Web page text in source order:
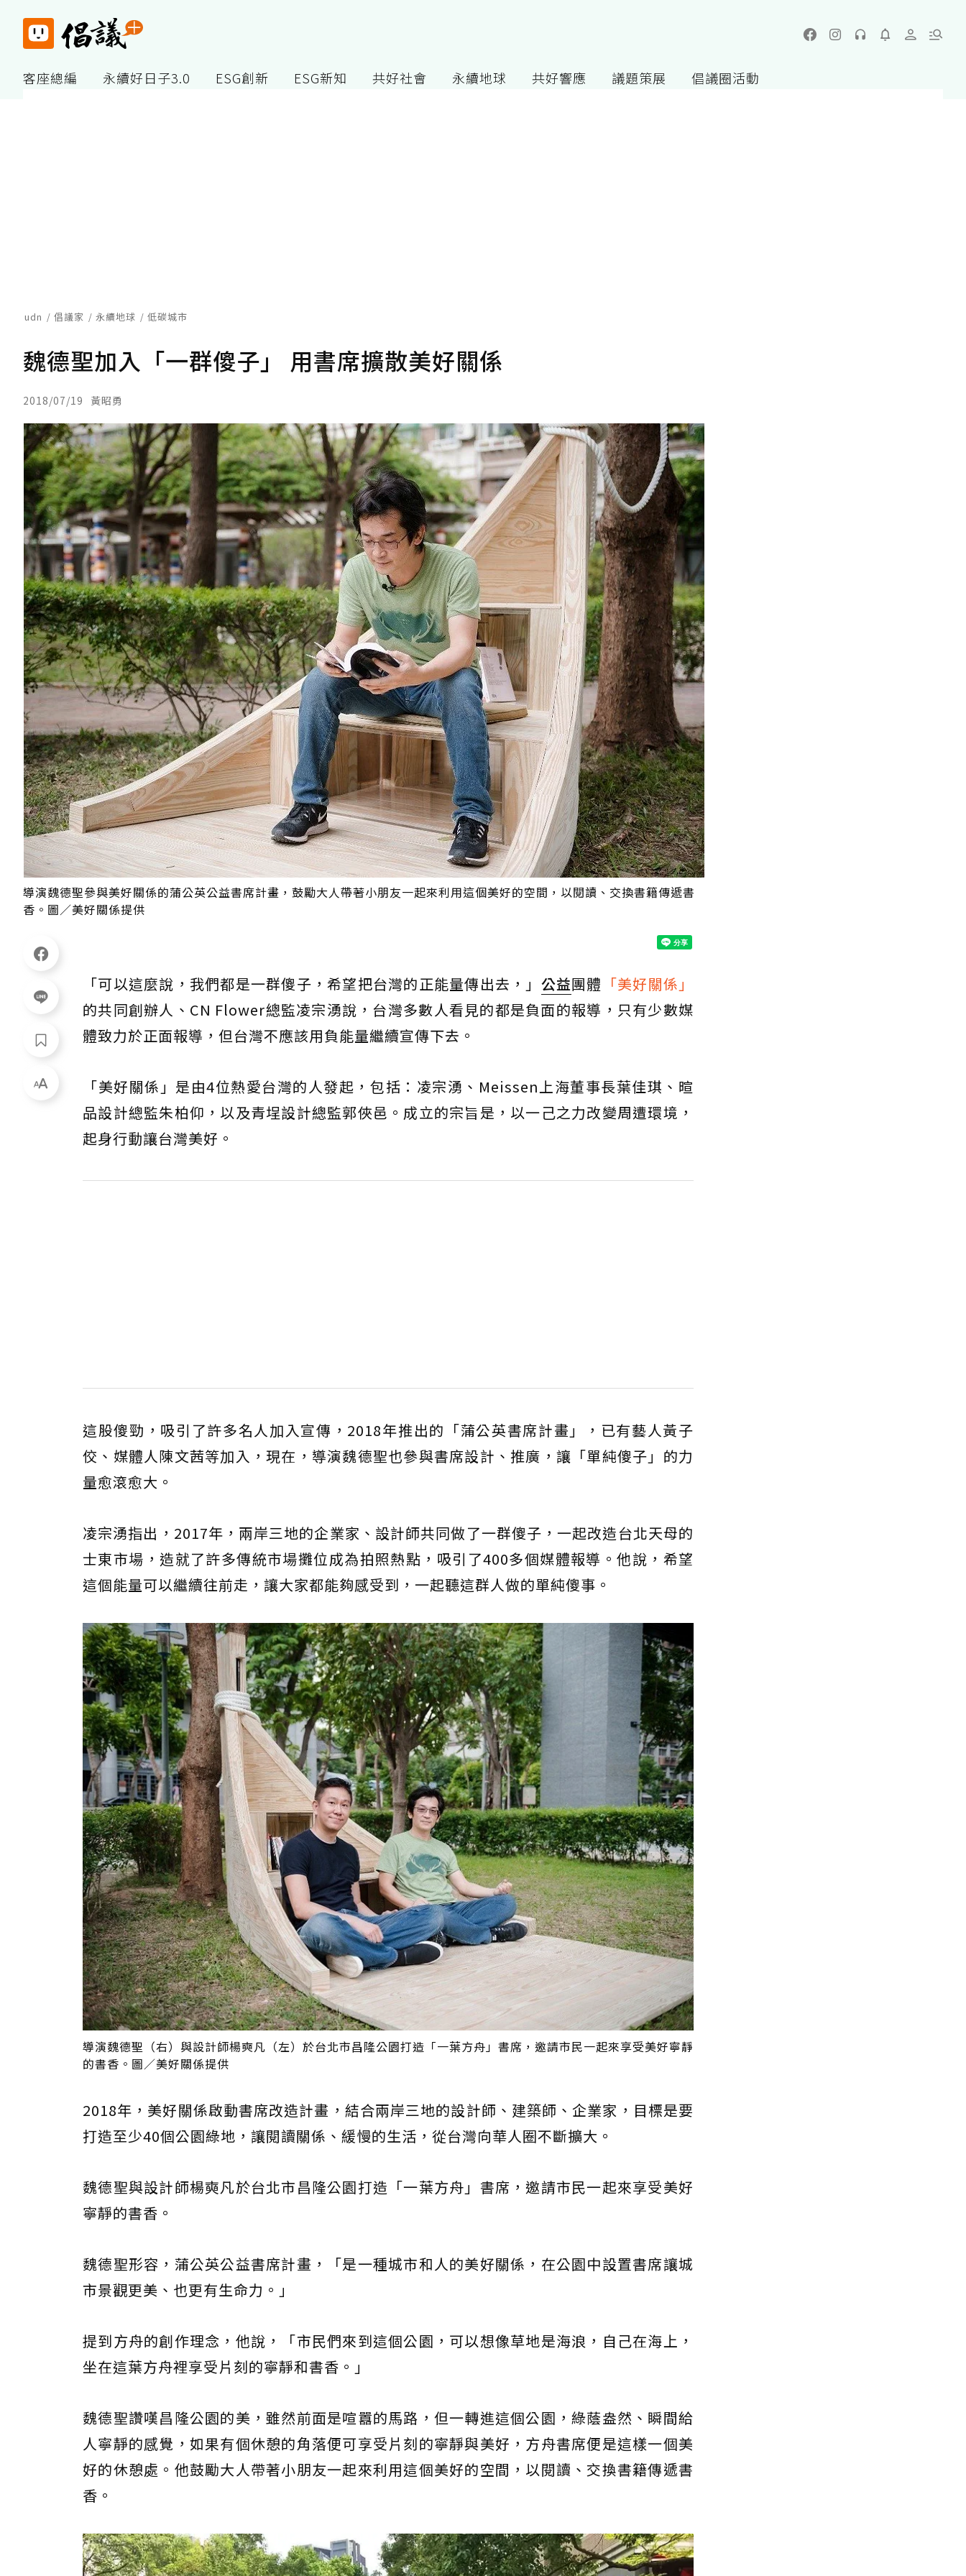
客座總編 永續好日子3.0 ESG創新 ESG新知 共好社會 永續地球 共好響應 議題策展 倡議圈活動
udn 倡議家 永續地球 低碳城市
魏德聖加入「一群傻子」 用書席擴散美好關係
2018/07/19 黃昭勇
導演魏德聖參與美好關係的蒲公英公益書席計畫，鼓勵大人帶著小朋友一起來利用這個美好的空間，以閱讀、交換書籍傳遞書
香。圖／美好關係提供
「可以這麼說，我們都是一群傻子，希望把台灣的正能量傳出去，」 公益團體 「美好關係」
的共同創辦人、CN Flower總監凌宗湧說，台灣多數人看見的都是負面的報導，只有少數媒
體致力於正面報導，但台灣不應該用負能量繼續宣傳下去。
「美好關係」是由4位熱愛台灣的人發起，包括：凌宗湧、Meissen上海董事長葉佳琪、暄
品設計總監朱柏仰，以及青埕設計總監郭俠邑。成立的宗旨是，以一己之力改變周遭環境，
起身行動讓台灣美好。
這股傻勁，吸引了許多名人加入宣傳，2018年推出的「蒲公英書席計畫」，已有藝人黃子
佼、媒體人陳文茜等加入，現在，導演魏德聖也參與書席設計、推廣，讓「單純傻子」的力
量愈滾愈大。
凌宗湧指出，2017年，兩岸三地的企業家、設計師共同做了一群傻子，一起改造台北天母的
士東市場，造就了許多傳統市場攤位成為拍照熱點，吸引了400多個媒體報導。他說，希望
這個能量可以繼續往前走，讓大家都能夠感受到，一起聽這群人做的單純傻事。
導演魏德聖（右）與設計師楊奭凡（左）於台北市昌隆公園打造「一葉方舟」書席，邀請市民一起來享受美好寧靜
的書香。圖／美好關係提供
2018年，美好關係啟動書席改造計畫，結合兩岸三地的設計師、建築師、企業家，目標是要
打造至少40個公園綠地，讓閱讀關係、緩慢的生活，從台灣向華人圈不斷擴大。
魏德聖與設計師楊奭凡於台北市昌隆公園打造「一葉方舟」書席，邀請市民一起來享受美好
寧靜的書香。
魏德聖形容，蒲公英公益書席計畫，「是一種城市和人的美好關係，在公園中設置書席讓城
市景觀更美、也更有生命力。」
提到方舟的創作理念，他說，「市民們來到這個公園，可以想像草地是海浪，自己在海上，
坐在這葉方舟裡享受片刻的寧靜和書香。」
魏德聖讚嘆昌隆公園的美，雖然前面是喧囂的馬路，但一轉進這個公園，綠蔭盎然、瞬間給
人寧靜的感覺，如果有個休憩的角落便可享受片刻的寧靜與美好，方舟書席便是這樣一個美
好的休憩處。他鼓勵大人帶著小朋友一起來利用這個美好的空間，以閱讀、交換書籍傳遞書
香。